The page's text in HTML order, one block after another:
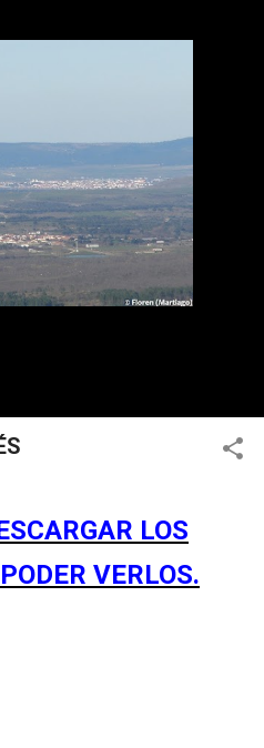
LOS
VERLOS.